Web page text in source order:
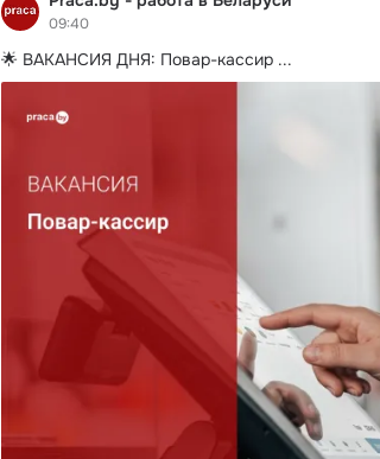
09:40
🌟 ВАКАНСИЯ ДНЯ: Повар-кассир ...